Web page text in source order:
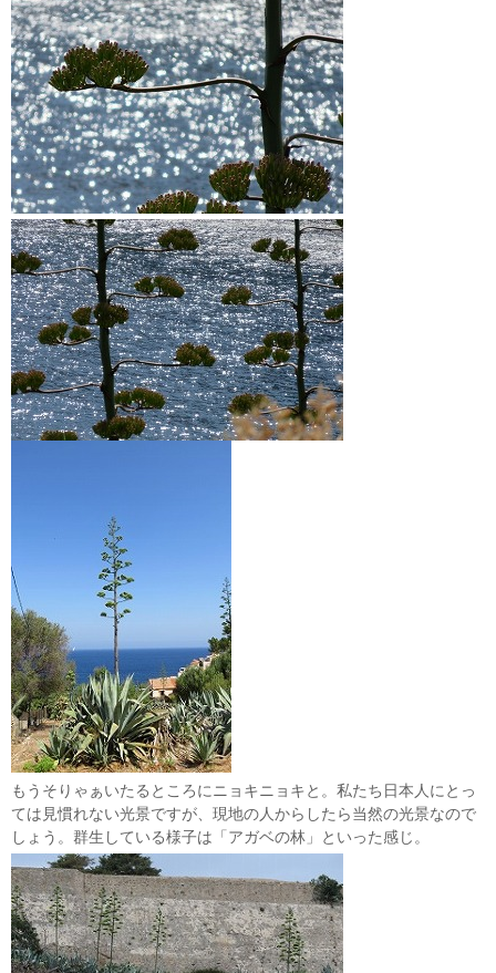
もうそりゃぁいたるところにニョキニョキと。私たち日本人にとっ
ては見慣れない光景ですが、現地の人からしたら当然の光景なので
しょう。群生している様子は「アガベの林」といった感じ。